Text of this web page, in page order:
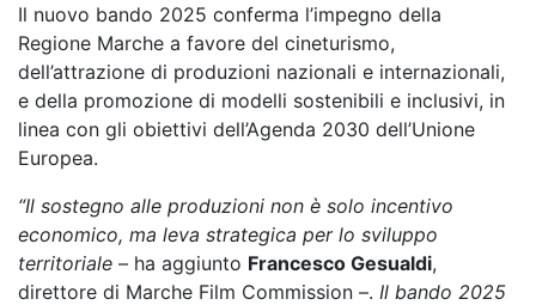
Il nuovo bando 2025 conferma l’impegno della
Regione Marche a favore del cineturismo,
dell’attrazione di produzioni nazionali e internazionali,
e della promozione di modelli sostenibili e inclusivi, in
linea con gli obiettivi dell’Agenda 2030 dell’Unione
Europea.
“Il sostegno alle produzioni non è solo incentivo
economico, ma leva strategica per lo sviluppo
territoriale – ha aggiunto Francesco Gesualdi,
direttore di Marche Film Commission –. Il bando 2025